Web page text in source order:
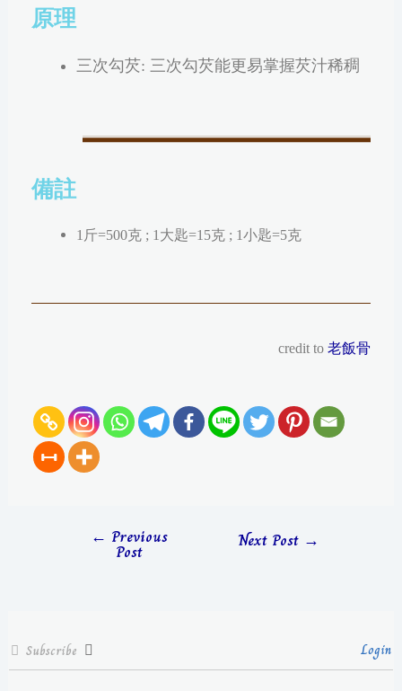
原理
三次勾芡: 三次勾芡能更易掌握芡汁稀稠
備註
1斤=500克 ; 1大匙=15克 ; 1小匙=5克
credit to 老飯骨
← Previous
Post Next Post →
Subscribe Login